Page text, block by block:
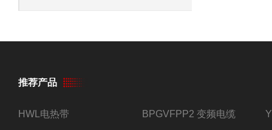
推荐产品
HWL电热带 BPGVFPP2 变频电缆